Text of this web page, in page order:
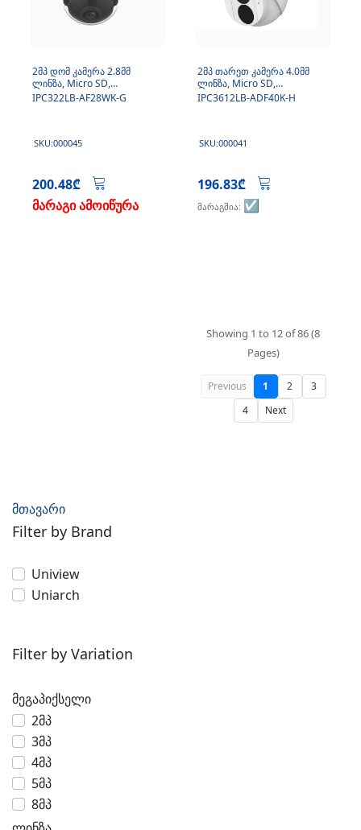
მთავარი
Filter by Brand
Uniview
Uniarch
Filter by Variation
მეგაპიქსელი
2მპ
3მპ
4მპ
5მპ
8მპ
2მპ დომ კამერა 2.8მმ
ლინზა, Micro SD,
მიკროფონი, Wi-Fi
IPC322LB-AF28WK-G
SKU:000045
200.48₾
მარაგი ამოიწურა
2მპ თარეთ კამერა 4.0მმ
ლინზა, Micro SD,
მიკროფონი
IPC3612LB-ADF40K-H
SKU:000041
196.83₾
მარაგშია: ☑️
Showing 1 to 12 of 86 (8
Pages)
Previous 1 2
3
4
Next